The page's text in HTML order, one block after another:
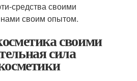
средства своими
своим опытом.
своими
сила